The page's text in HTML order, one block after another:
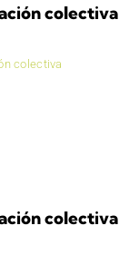
colectiva
colectiva
colectiva